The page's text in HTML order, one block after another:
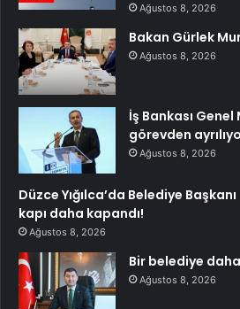
Ağustos 8, 2026
Bakan Gürlek
Ağustos 8, 2026
İş Bankası
görevden
Ağustos 8, 2026
Düzce Yığılca’da Belediye
kapı daha kapandı!
Ağustos 8, 2026
Bir belediye daha
Ağustos 8, 2026